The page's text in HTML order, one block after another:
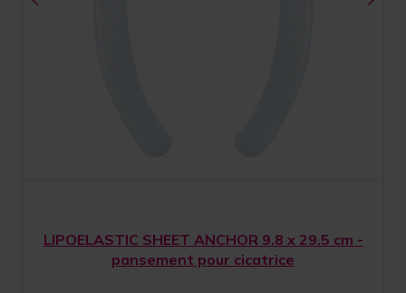
LIPOELASTIC SHEET ANCHOR 9.8 x 29.5 cm -
pansement pour cicatrice